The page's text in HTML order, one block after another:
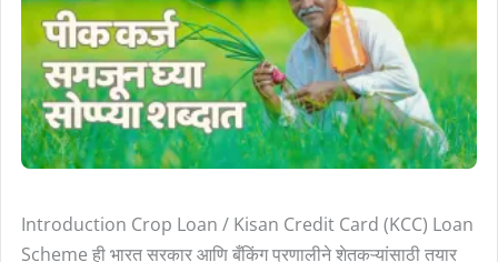
Introduction Crop Loan / Kisan Credit Card (KCC) Loan
Scheme ही भारत सरकार आणि बँकिंग प्रणालीने शेतकऱ्यांसाठी तयार
Card
(KCC)
Loan
–
पीक
कर्जाची
माहिती